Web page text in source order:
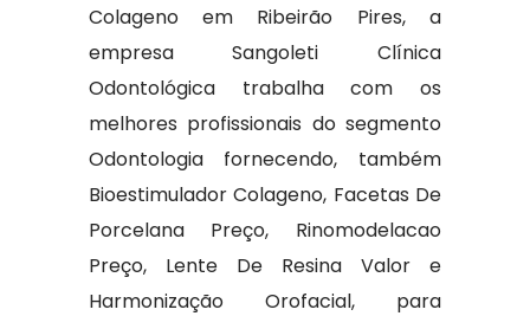
Colageno em Ribeirão Pires, a
empresa Sangoleti Clínica
Odontológica trabalha com os
melhores profissionais do segmento
Odontologia fornecendo, também
Bioestimulador Colageno, Facetas De
Porcelana Preço, Rinomodelacao
Preço, Lente De Resina Valor e
Harmonização Orofacial, para